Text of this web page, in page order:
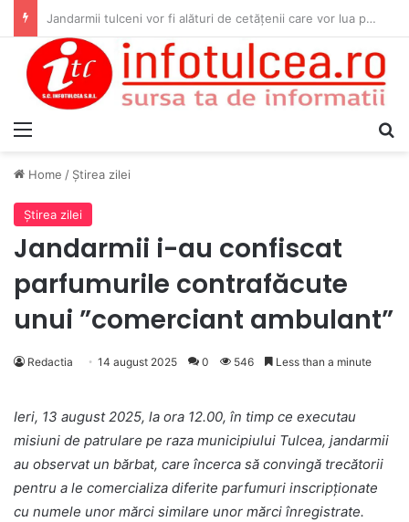
Aflat în concediu, un jandarm tulcean a intervenit pentru acordarea primului ajutor unei tinere implicate într-un accident rutier
Home / Ştirea zilei
Ştirea zilei
Jandarmii i-au confiscat
parfumurile contrafăcute
unui ”comerciant ambulant”
Redactia 14 august 2025 0 546 Less than a minute
Ieri, 13 august 2025, la ora 12.00, în timp ce executau
misiuni de patrulare pe raza municipiului Tulcea, jandarmii
au observat un bărbat, care încerca să convingă trecătorii
pentru a le comercializa diferite parfumuri inscripționate
cu numele unor mărci similare unor mărci înregistrate.